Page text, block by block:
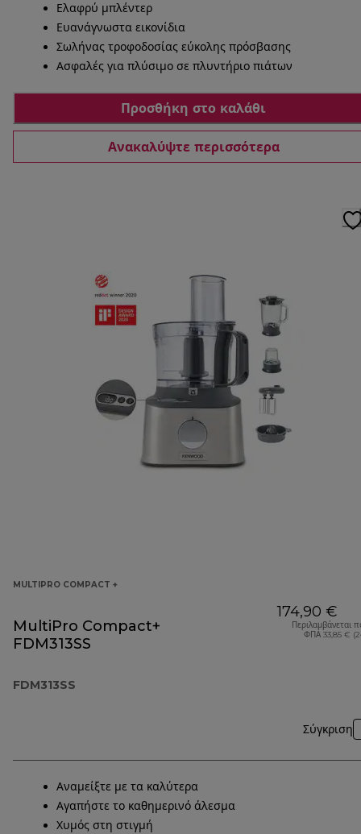
Ελαφρύ μπλέντερ
Ευανάγνωστα εικονίδια
Σωλήνας τροφοδοσίας εύκολης πρόσβασης
Ασφαλές για πλύσιμο σε πλυντήριο πιάτων
Προσθήκη στο καλάθι
Ανακαλύψτε περισσότερα
MULTIPRO COMPACT +
MultiPro Compact+
FDM313SS
FDM313SS
174,90 €
Περιλαμβάνεται
ΦΠΑ 33,85 €
Σύγκριση
Αναμείξτε με τα καλύτερα
Αγαπήστε το καθημερινό άλεσμα
Χυμός στη στιγμή